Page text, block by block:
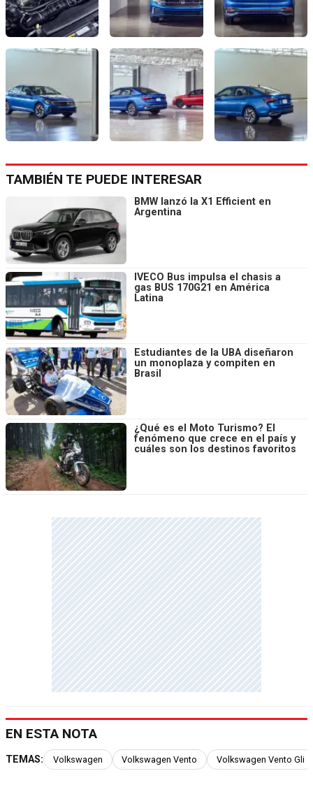
TAMBIÉN TE PUEDE INTERESAR
BMW lanzó la X1 Efficient en
Argentina
IVECO Bus impulsa el chasis a
gas BUS 170G21 en América
Latina
Estudiantes de la UBA diseñaron
un monoplaza y compiten en
Brasil
¿Qué es el Moto Turismo? El
fenómeno que crece en el país y
cuáles son los destinos favoritos
EN ESTA NOTA
TEMAS: Volkswagen Volkswagen Vento Volkswagen Vento Gli